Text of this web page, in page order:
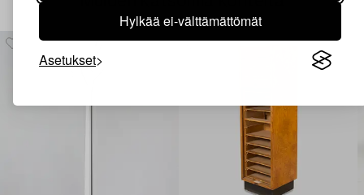
Hylkää ei-välttämättömät
Asetukset